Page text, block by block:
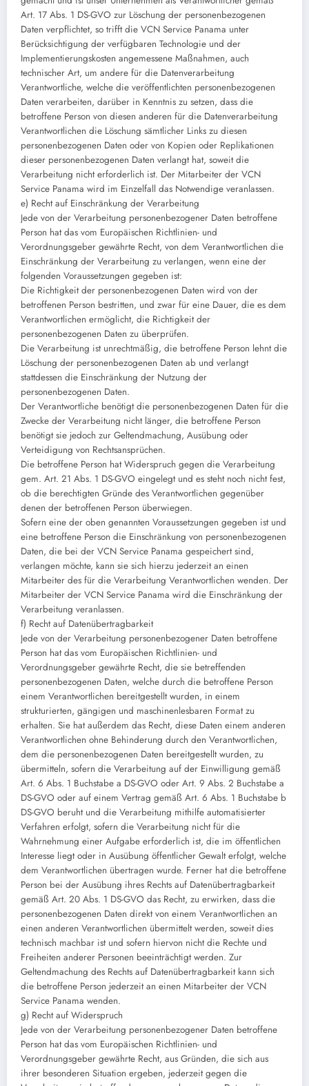
Art. 17 Abs. 1 DS-GVO zur Löschung der personenbezogenen
Daten verpflichtet, so trifft die VCN Service Panama unter
Berücksichtigung der verfügbaren Technologie und der
Implementierungskosten angemessene Maßnahmen, auch
technischer Art, um andere für die Datenverarbeitung
Verantwortliche, welche die veröffentlichten personenbezogenen
Daten verarbeiten, darüber in Kenntnis zu setzen, dass die
betroffene Person von diesen anderen für die Datenverarbeitung
Verantwortlichen die Löschung sämtlicher Links zu diesen
personenbezogenen Daten oder von Kopien oder Replikationen
dieser personenbezogenen Daten verlangt hat, soweit die
Verarbeitung nicht erforderlich ist. Der Mitarbeiter der VCN
Service Panama wird im Einzelfall das Notwendige veranlassen.
e) Recht auf Einschränkung der Verarbeitung
Jede von der Verarbeitung personenbezogener Daten betroffene
Person hat das vom Europäischen Richtlinien- und
Verordnungsgeber gewährte Recht, von dem Verantwortlichen die
Einschränkung der Verarbeitung zu verlangen, wenn eine der
folgenden Voraussetzungen gegeben ist:
Die Richtigkeit der personenbezogenen Daten wird von der
betroffenen Person bestritten, und zwar für eine Dauer, die es dem
Verantwortlichen ermöglicht, die Richtigkeit der
personenbezogenen Daten zu überprüfen.
Die Verarbeitung ist unrechtmäßig, die betroffene Person lehnt die
Löschung der personenbezogenen Daten ab und verlangt
stattdessen die Einschränkung der Nutzung der
personenbezogenen Daten.
Der Verantwortliche benötigt die personenbezogenen Daten für die
Zwecke der Verarbeitung nicht länger, die betroffene Person
benötigt sie jedoch zur Geltendmachung, Ausübung oder
Verteidigung von Rechtsansprüchen.
Die betroffene Person hat Widerspruch gegen die Verarbeitung
gem. Art. 21 Abs. 1 DS-GVO eingelegt und es steht noch nicht fest,
ob die berechtigten Gründe des Verantwortlichen gegenüber
denen der betroffenen Person überwiegen.
Sofern eine der oben genannten Voraussetzungen gegeben ist und
eine betroffene Person die Einschränkung von personenbezogenen
Daten, die bei der VCN Service Panama gespeichert sind,
verlangen möchte, kann sie sich hierzu jederzeit an einen
Mitarbeiter des für die Verarbeitung Verantwortlichen wenden. Der
Mitarbeiter der VCN Service Panama wird die Einschränkung der
Verarbeitung veranlassen.
f) Recht auf Datenübertragbarkeit
Jede von der Verarbeitung personenbezogener Daten betroffene
Person hat das vom Europäischen Richtlinien- und
Verordnungsgeber gewährte Recht, die sie betreffenden
personenbezogenen Daten, welche durch die betroffene Person
einem Verantwortlichen bereitgestellt wurden, in einem
strukturierten, gängigen und maschinenlesbaren Format zu
erhalten. Sie hat außerdem das Recht, diese Daten einem anderen
Verantwortlichen ohne Behinderung durch den Verantwortlichen,
dem die personenbezogenen Daten bereitgestellt wurden, zu
übermitteln, sofern die Verarbeitung auf der Einwilligung gemäß
Art. 6 Abs. 1 Buchstabe a DS-GVO oder Art. 9 Abs. 2 Buchstabe a
DS-GVO oder auf einem Vertrag gemäß Art. 6 Abs. 1 Buchstabe b
DS-GVO beruht und die Verarbeitung mithilfe automatisierter
Verfahren erfolgt, sofern die Verarbeitung nicht für die
Wahrnehmung einer Aufgabe erforderlich ist, die im öffentlichen
Interesse liegt oder in Ausübung öffentlicher Gewalt erfolgt, welche
dem Verantwortlichen übertragen wurde. Ferner hat die betroffene
Person bei der Ausübung ihres Rechts auf Datenübertragbarkeit
gemäß Art. 20 Abs. 1 DS-GVO das Recht, zu erwirken, dass die
personenbezogenen Daten direkt von einem Verantwortlichen an
einen anderen Verantwortlichen übermittelt werden, soweit dies
technisch machbar ist und sofern hiervon nicht die Rechte und
Freiheiten anderer Personen beeinträchtigt werden. Zur
Geltendmachung des Rechts auf Datenübertragbarkeit kann sich
die betroffene Person jederzeit an einen Mitarbeiter der VCN
Service Panama wenden.
g) Recht auf Widerspruch
Jede von der Verarbeitung personenbezogener Daten betroffene
Person hat das vom Europäischen Richtlinien- und
Verordnungsgeber gewährte Recht, aus Gründen, die sich aus
ihrer besonderen Situation ergeben, jederzeit gegen die